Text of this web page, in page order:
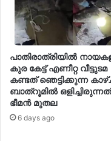
പാതിരാത്രിയിൽ
കുര കേട്ട് എണീറ്റ വീട്ടുടമ
കണ്ടത് ഞെട്ടിക്കുന്ന
ബാത്റൂമിൽ ഒളിച്ചിരുന്നത്
ഭീമൻ മുതല
6 days ago